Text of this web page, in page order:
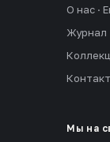
О нас ·
Журнал
Мы на